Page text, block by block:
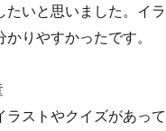
たいと思いました。イ
りやすかったです。
ラストやクイズがあっ